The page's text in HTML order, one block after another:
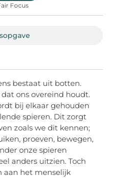
Focus
bestaat uit botten.
ons overeind houdt.
bij elkaar gehouden
spieren. Dit zorgt
zoals we dit kennen;
proeven, bewegen,
onze spieren
anders uitzien. Toch
aan het menselijk